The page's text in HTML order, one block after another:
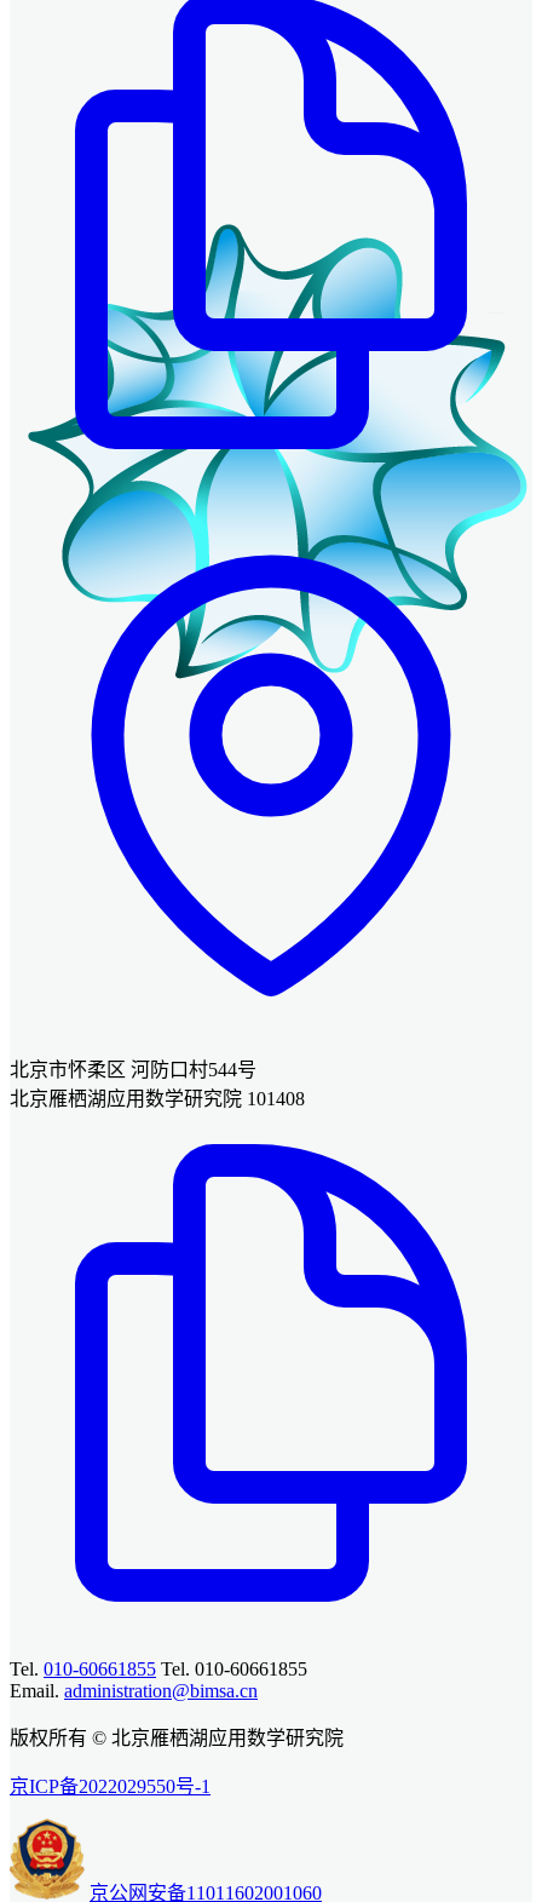
北京市怀柔区 河防口村544号
北京雁栖湖应用数学研究院 101408
Tel. 010-60661855 Tel. 010-60661855
Email. administration@bimsa.cn
版权所有 © 北京雁栖湖应用数学研究院
京ICP备2022029550号-1
京公网安备11011602001060